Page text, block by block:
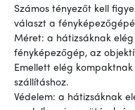
Számos tényezőt kell
választ a
Méret: a hátizsáknak
fényképezőgép, az
Emellett elég
szállításhoz.
Védelem: a hátizsáknak